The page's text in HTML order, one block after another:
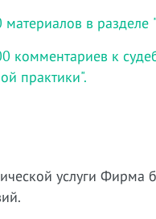
в
комментариев к
практики".
услуги Фирма